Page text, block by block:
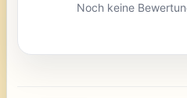
Noch keine